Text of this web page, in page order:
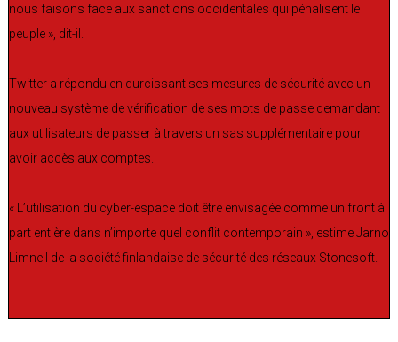
nous faisons face aux sanctions occidentales qui pénalisent le
peuple », dit-il.
Twitter a répondu en durcissant ses mesures de sécurité avec un
nouveau système de vérification de ses mots de passe demandant
aux utilisateurs de passer à travers un sas supplémentaire pour
avoir accès aux comptes.
« L’utilisation du cyber-espace doit être envisagée comme un front à
part entière dans n’importe quel conflit contemporain », estime Jarno
Limnell de la société finlandaise de sécurité des réseaux Stonesoft.